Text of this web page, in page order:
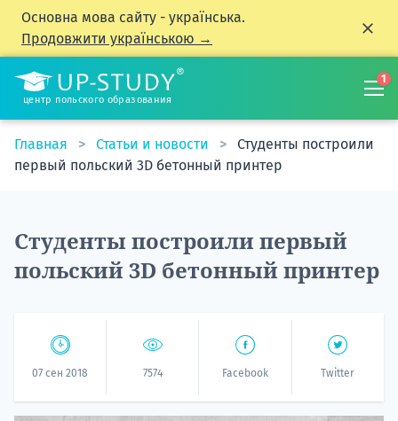
Основна мова сайту - українська.
Продовжити українською →
центр польского образования
1
Главная Статьи и новости
Студенты построили
первый польский 3D бетонный принтер
Студенты построили первый
польский 3D бетонный принтер
07 сен 2018 7574 Facebook Twitter